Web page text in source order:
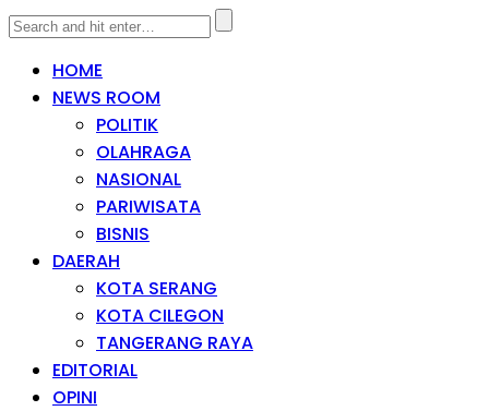
HOME
NEWS ROOM
POLITIK
OLAHRAGA
NASIONAL
PARIWISATA
BISNIS
DAERAH
KOTA SERANG
KOTA CILEGON
TANGERANG RAYA
EDITORIAL
OPINI